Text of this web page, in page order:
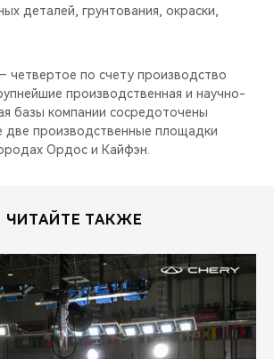
деталей, грунтования, окраски,
четвертое по счету производство
производственная и научно-
базы компании сосредоточены
две производственные площадки
Ордос и Кайфэн.
ЧИТАЙТЕ ТАКЖЕ